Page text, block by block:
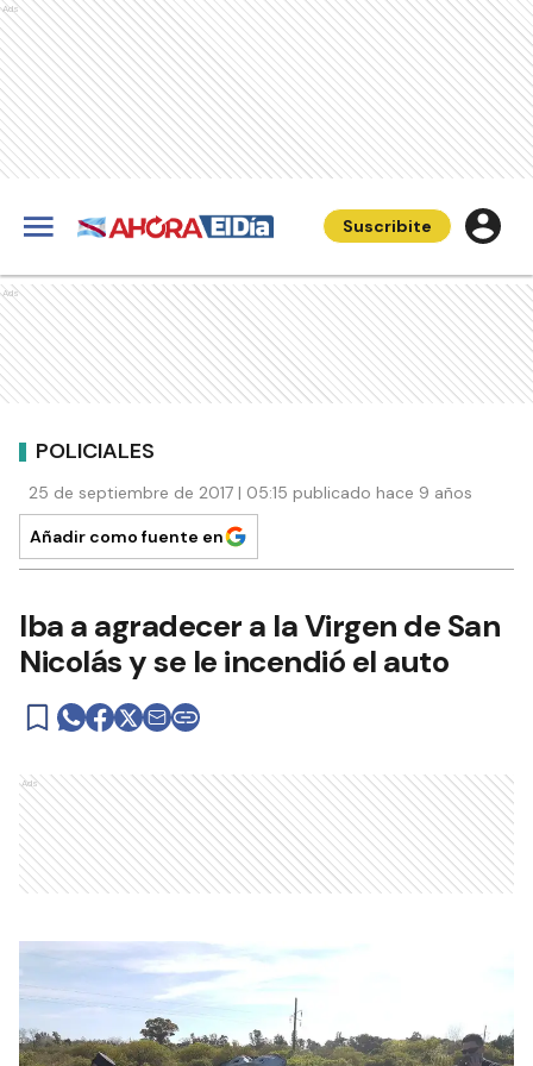
Ads
Suscribite
Ads
POLICIALES
25 de septiembre de 2017 | 05:15 publicado hace 9 años
Añadir como fuente en
Iba a agradecer a la Virgen de San
Nicolás y se le incendió el auto
Ads